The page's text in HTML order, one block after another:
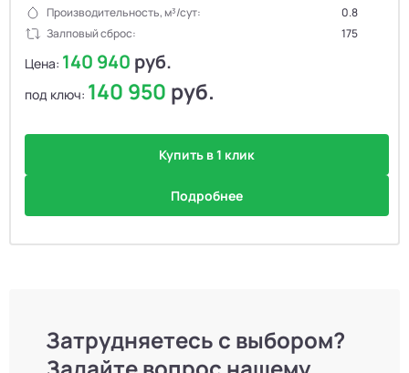
Производительность, м³/сут:
0.8
Залповый сброс:
175
Цена: 140 940 руб.
под ключ: 140 950 руб.
Купить в 1 клик
Подробнее
Затрудняетесь с выбором?